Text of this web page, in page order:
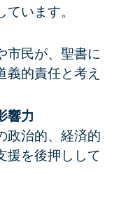
います。
市民が、聖書に
義的責任と考え
響力
政治的、経済的
援を後押しして